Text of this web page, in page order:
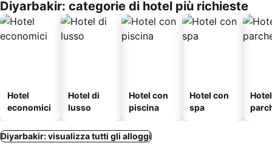
Diyarbakir: categorie di hotel più richieste
Hotel
economici
Hotel di
lusso
Hotel con
piscina
Hotel con
spa
Diyarbakir: visualizza tutti gli alloggi